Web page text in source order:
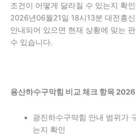
조건이 어떻게 달라질 수 있는지 확
2026년06월21일 18시13분 대전흥
안내되어 있으면 현재 상황에 맞는
수 있습니다.
용산하수구막힘 비교 체크 항목
광진하수구막힘 안내 범위가
는지 확인